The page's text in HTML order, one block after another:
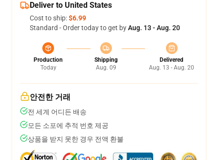
Deliver to United States
Cost to ship:$6.99
Standard - Order today to get byAug. 13 - Aug. 20
Production
Today
Shipping
Aug. 09
Delivered
Aug. 13 - Aug. 20
안전한 거래
전 세계 어디든 배송
모든 소포에 추적 번호 제공
상품을 받지 못한 경우 전액 환불